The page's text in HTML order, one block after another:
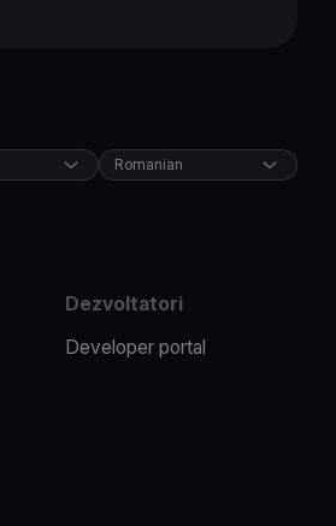
Romanian
Dezvoltatori
Developer portal